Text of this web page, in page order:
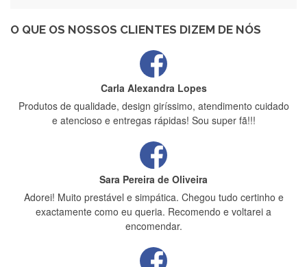
O QUE OS NOSSOS CLIENTES DIZEM DE NÓS
estrelas
Carla Alexandra Lopes
Produtos de qualidade, design giríssimo, atendimento cuidado
e atencioso e entregas rápidas! Sou super fã!!!
Sara Pereira de Oliveira
Adorei! Muito prestável e simpática. Chegou tudo certinho e
exactamente como eu queria. Recomendo e voltarei a
encomendar.